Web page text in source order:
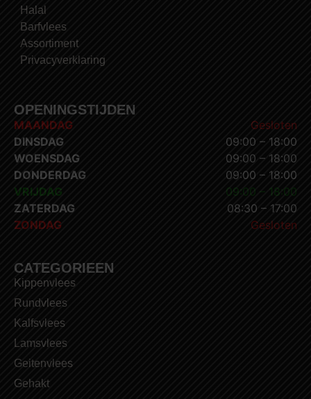
Halal
Barfvlees
Assortiment
Privacyverklaring
OPENINGSTIJDEN
MAANDAG
Gesloten
DINSDAG
09:00 – 18:00
WOENSDAG
09:00 – 18:00
DONDERDAG
09:00 – 18:00
VRIJDAG
09:00 – 18:00
ZATERDAG
08:30 – 17:00
ZONDAG
Gesloten
CATEGORIEEN
Kippenvlees
Rundvlees
Kalfsvlees
Lamsvlees
Geitenvlees
Gehakt